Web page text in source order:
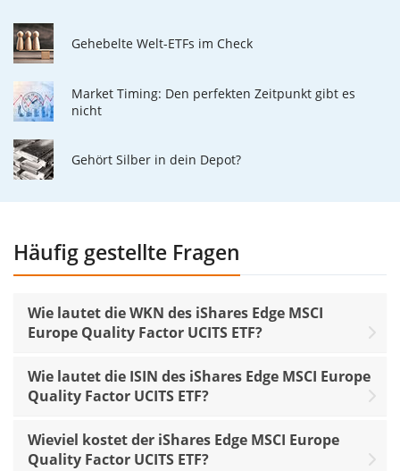
Gehebelte Welt-ETFs im Check
Market Timing: Den perfekten Zeitpunkt gibt es
nicht
Gehört Silber in dein Depot?
Häufig gestellte Fragen
Wie lautet die WKN des iShares Edge MSCI
Europe Quality Factor UCITS ETF?
Wie lautet die ISIN des iShares Edge MSCI Europe
Quality Factor UCITS ETF?
Wieviel kostet der iShares Edge MSCI Europe
Quality Factor UCITS ETF?